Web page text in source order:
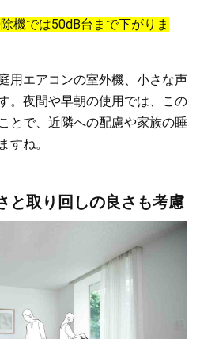
機では50dB台まで下がりま
用エアコンの室外機、小さな声
。夜間や早朝の使用では、この
とで、近隣への配慮や家族の睡
すね。
と取り回しの良さも考慮